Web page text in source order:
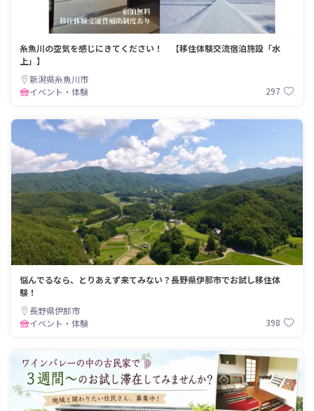
糸魚川の空気を感じにきてください！ 【移住体験交流宿泊施設「水
上」】
新潟県糸魚川市
イベント・体験
297
悩んでるなら、とりあえず来てみない？長野県伊那市でお試し移住体
験！
長野県伊那市
イベント・体験
398